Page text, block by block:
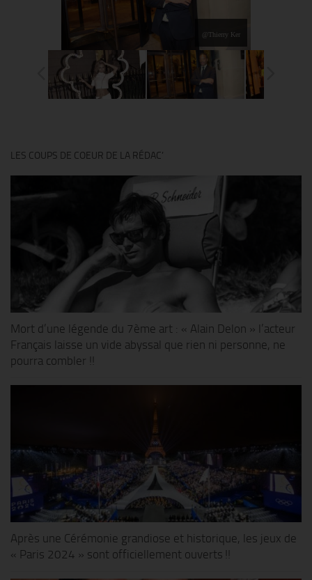
@Thierry Ker
LES COUPS DE COEUR DE LA RÉDAC’
Mort d’une légende du 7ème art : « Alain Delon » l’acteur
Français laisse un vide abyssal que rien ni personne, ne
pourra combler !!
Après une Cérémonie grandiose et historique, les jeux de
« Paris 2024 » sont officiellement ouverts !!